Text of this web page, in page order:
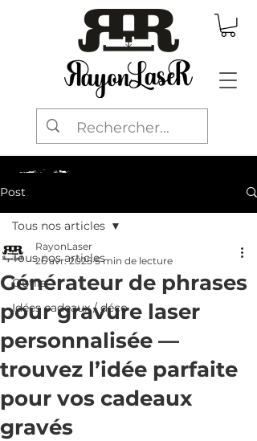
Post
Tous nos articles
Outils
Idées cadeaux / déco
Tous nos articles
Générateur de phrases
pour gravure laser
personnalisée —
trouvez l’idée parfaite
pour vos cadeaux
gravés
RayonLaser
26 avr. 2025 5 min de lecture